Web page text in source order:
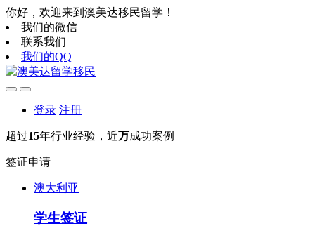
你好，欢迎来到澳美达移民留学！
我们的微信
联系我们
我们的QQ
登录 注册
超过15年行业经验，近万成功案例
签证申请
澳大利亚
学生签证